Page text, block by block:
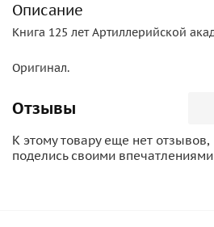
Описание
Книга 125 лет Артиллерийской
Оригинал.
Отзывы
К этому товару еще нет отзывов,
поделись своими